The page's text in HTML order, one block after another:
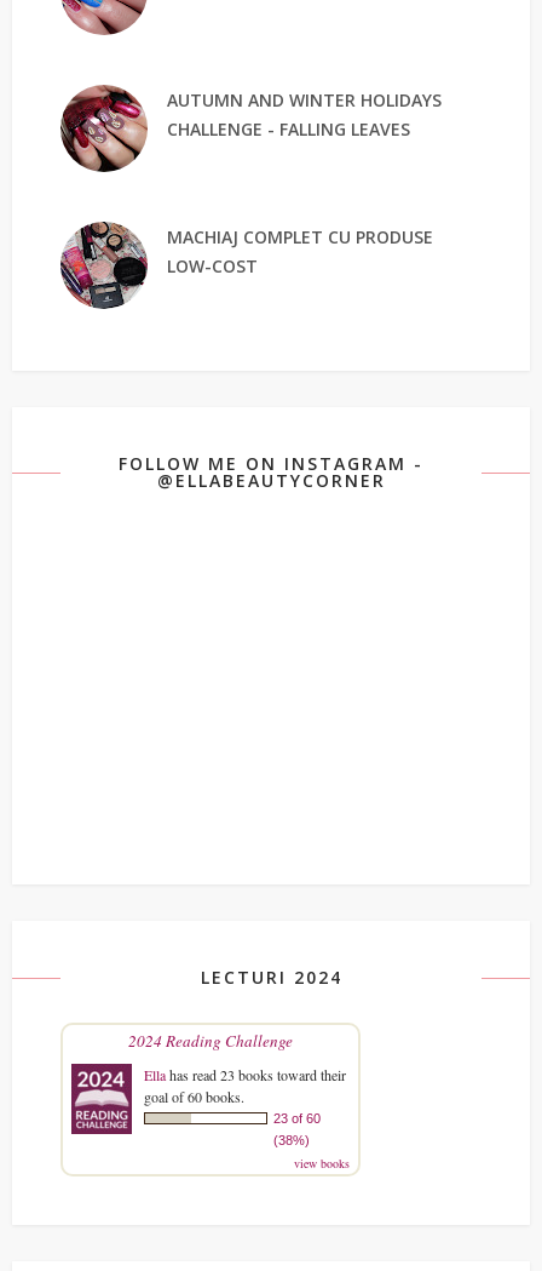
AUTUMN AND WINTER HOLIDAYS
CHALLENGE - FALLING LEAVES
MACHIAJ COMPLET CU PRODUSE
LOW-COST
FOLLOW ME ON INSTAGRAM -
@ELLABEAUTYCORNER
LECTURI 2024
2024 Reading Challenge
Ellahas read 23 books toward their
goal of 60 books.
23 of 60
(38%)
view books